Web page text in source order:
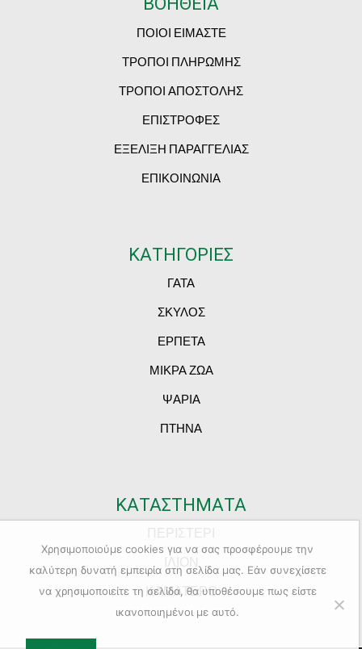
ΠΟΙΟΙ ΕΙΜΑΣΤΕ
ΤΡΟΠΟΙ ΠΛΗΡΩΜΗΣ
ΤΡΟΠΟΙ ΑΠΟΣΤΟΛΗΣ
ΕΠΙΣΤΡΟΦΕΣ
ΕΞΕΛΙΞΗ ΠΑΡΑΓΓΕΛΙΑΣ
ΕΠΙΚΟΙΝΩΝΙΑ
ΚΑΤΗΓΟΡΙΕΣ
ΓΑΤΑ
ΣΚΥΛΟΣ
ΕΡΠΕΤΑ
ΜΙΚΡΑ ΖΩΑ
ΨΑΡΙΑ
ΠΤΗΝΑ
ΚΑΤΑΣΤΗΜΑΤΑ
ΚΑΜΑΤΕΡΟ
Χρησιμοποιούμε cookies για να σας προσφέρουμε την
καλύτερη δυνατή εμπειρία στη σελίδα μας. Εάν συνεχίσετε
να χρησιμοποιείτε τη σελίδα, θα υποθέσουμε πως είστε
ικανοποιημένοι με αυτό.